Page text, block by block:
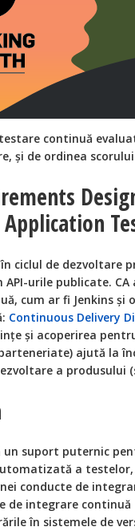
continuă
și de ordinea
ciclul de dezvoltare
API-urile publicate.
cum ar fi Jenkins și
Continuous Delivery
și acoperirea
ajută la
a produsului
un suport puternic
a
conducte de
de integrare continuă
în sistemele de